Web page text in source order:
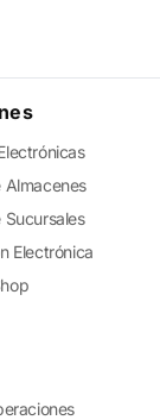
Almacenes
Sucursales
Electrónica